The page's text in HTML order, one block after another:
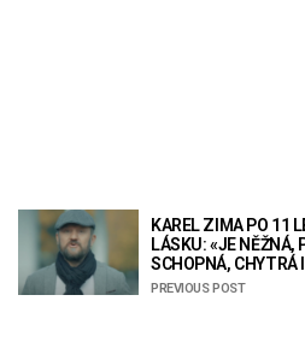
KAREL ZIMA PO 11
LÁSKU: «JE NĚŽNÁ,
SCHOPNÁ, CHYTRÁ
PREVIOUS POST